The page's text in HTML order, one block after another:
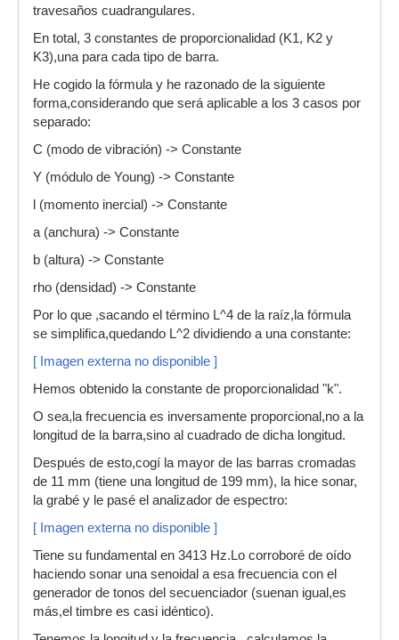
travesaños cuadrangulares.
En total, 3 constantes de proporcionalidad (K1, K2 y
K3),una para cada tipo de barra.
He cogido la fórmula y he razonado de la siguiente
forma,considerando que será aplicable a los 3 casos por
separado:
C (modo de vibración) -> Constante
Y (módulo de Young) -> Constante
l (momento inercial) -> Constante
a (anchura) -> Constante
b (altura) -> Constante
rho (densidad) -> Constante
Por lo que ,sacando el término L^4 de la raíz,la fórmula
se simplifica,quedando L^2 dividiendo a una constante:
[ Imagen externa no disponible ]
Hemos obtenido la constante de proporcionalidad "k".
O sea,la frecuencia es inversamente proporcional,no a la
longitud de la barra,sino al cuadrado de dicha longitud.
Después de esto,cogí la mayor de las barras cromadas
de 11 mm (tiene una longitud de 199 mm), la hice sonar,
la grabé y le pasé el analizador de espectro:
[ Imagen externa no disponible ]
Tiene su fundamental en 3413 Hz.Lo corroboré de oído
haciendo sonar una senoidal a esa frecuencia con el
generador de tonos del secuenciador (suenan igual,es
más,el timbre es casi idéntico).